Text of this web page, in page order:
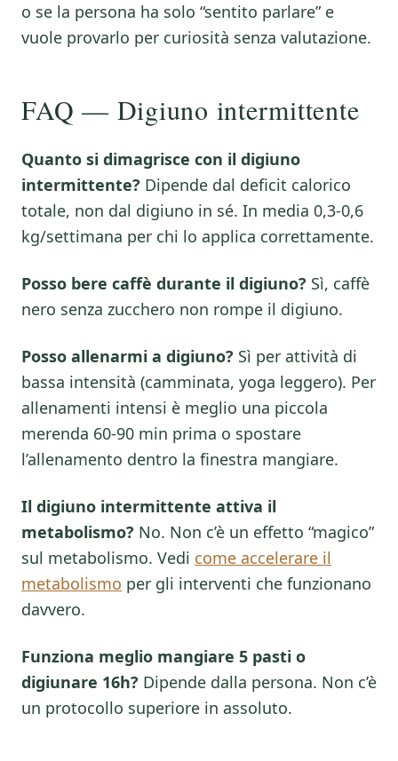
o se la persona ha solo “sentito parlare” e
vuole provarlo per curiosità senza valutazione.
FAQ — Digiuno intermittente
Quanto si dimagrisce con il digiuno
intermittente? Dipende dal deficit calorico
totale, non dal digiuno in sé. In media 0,3-0,6
kg/settimana per chi lo applica correttamente.
Posso bere caffè durante il digiuno? Sì, caffè
nero senza zucchero non rompe il digiuno.
Posso allenarmi a digiuno? Sì per attività di
bassa intensità (camminata, yoga leggero). Per
allenamenti intensi è meglio una piccola
merenda 60-90 min prima o spostare
l’allenamento dentro la finestra mangiare.
Il digiuno intermittente attiva il
metabolismo? No. Non c’è un effetto “magico”
sul metabolismo. Vedi come accelerare il
metabolismo per gli interventi che funzionano
davvero.
Funziona meglio mangiare 5 pasti o
digiunare 16h? Dipende dalla persona. Non c’è
un protocollo superiore in assoluto.